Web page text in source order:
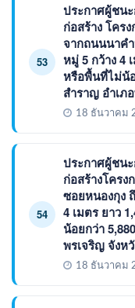
53
ประกาศผู้ชนะ
ก่อสร้าง โคร
จากถนนนาค
หมู่ 5 กว้าง 4
หรือพื้นที่ไม่น้
สำราญ อำเภ
18 ธันวาคม
54
ประกาศผู้ชนะ
ก่อสร้างโครง
ซอยหนองกุง
4 เมตร ยาว
น้อยกว่า
พรเจริญ จังห
18 ธันวาคม